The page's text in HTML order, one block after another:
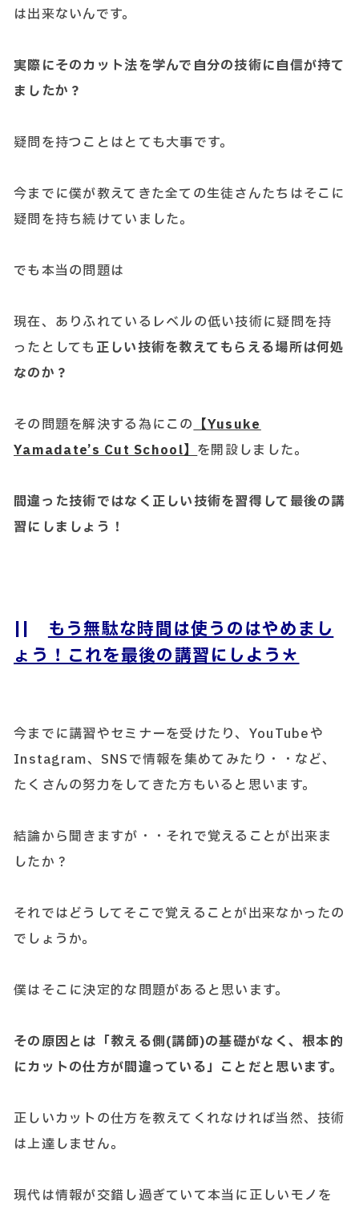
は出来ないんです。
実際にそのカット法を学んで自分の技術に自信が持て
ましたか？
疑問を持つことはとても大事です。
今までに僕が教えてきた全ての生徒さんたちはそこに
疑問を持ち続けていました。
でも本当の問題は
現在、ありふれているレベルの低い技術に疑問を持
ったとしても 正しい技術を教えてもらえる場所は何処
なのか？
その問題を解決する為にこの
【Yusuke
Yamadate’s Cut School】 を開設しました。
間違った技術ではなく正しい技術を習得して最後の講
習にしましょう！
|| もう無駄な時間は使うのはやめまし
ょう！これを最後の講習にしよう＊
今までに講習やセミナーを受けたり、YouTubeや
Instagram、SNSで情報を集めてみたり・・など、
たくさんの努力をしてきた方もいると思います。
結論から聞きますが・・それで覚えることが出来ま
したか？
それではどうしてそこで覚えることが出来なかったの
でしょうか。
僕はそこに決定的な問題があると思います。
その原因とは「教える側(講師)の基礎がなく、根本的
にカットの仕方が間違っている」ことだと思います。
正しいカットの仕方を教えてくれなければ当然、技術
は上達しません。
現代は情報が交錯し過ぎていて本当に正しいモノを